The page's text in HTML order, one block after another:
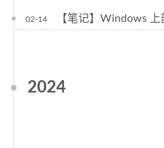
02-14 【笔记】Windows
2024